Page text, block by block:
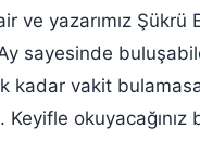
ve yazarımız
sayesinde
kadar vakit
Keyifle